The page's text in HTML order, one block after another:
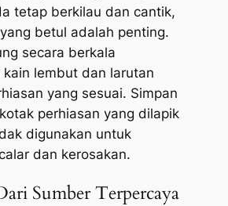
tetap berkilau dan cantik,
betul adalah penting.
secara berkala
kain lembut dan larutan
yang sesuai. Simpan
perhiasan yang dilapik
digunakan untuk
dan kerosakan.
Sumber Terpercaya